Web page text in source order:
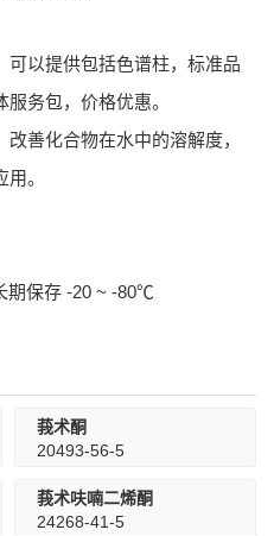
可以提供包括色谱柱，标准品
务包，价格优惠。
善化合物在水中的溶解度，
。
期保存 -20 ~ -80℃
莪术酮
20493-56-5
莪术呋喃二烯酮
24268-41-5